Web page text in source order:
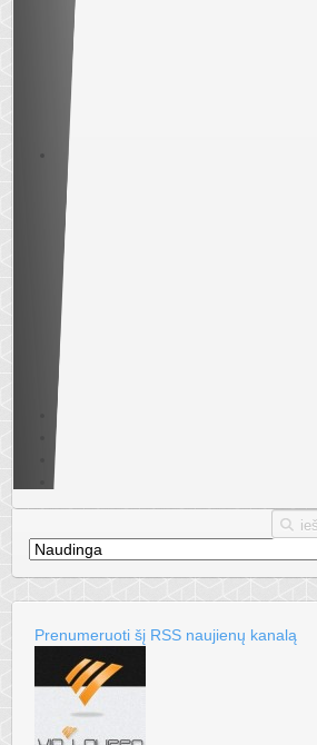
Prenumeruoti šį RSS naujienų kanalą